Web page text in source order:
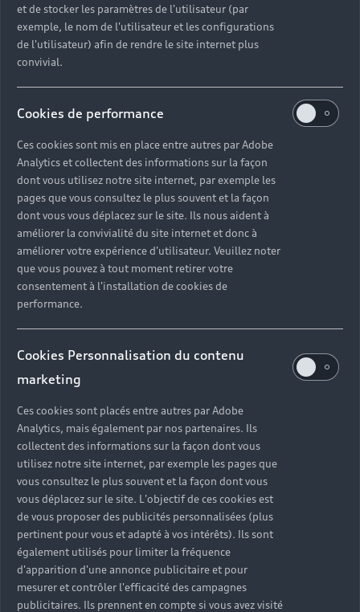
et de stocker les paramètres de l'utilisateur (par
exemple, le nom de l'utilisateur et les configurations
de l'utilisateur) afin de rendre le site internet plus
convivial.
Cookies de performance
Ces cookies sont mis en place entre autres par Adobe
Analytics et collectent des informations sur la façon
dont vous utilisez notre site internet, par exemple les
pages que vous consultez le plus souvent et la façon
dont vous vous déplacez sur le site. Ils nous aident à
améliorer la convivialité du site internet et donc à
améliorer votre expérience d'utilisateur. Veuillez noter
que vous pouvez à tout moment retirer votre
consentement à l'installation de cookies de
performance.
Cookies Personnalisation du contenu
marketing
Ces cookies sont placés entre autres par Adobe
Analytics, mais également par nos partenaires. Ils
collectent des informations sur la façon dont vous
utilisez notre site internet, par exemple les pages que
vous consultez le plus souvent et la façon dont vous
vous déplacez sur le site. L'objectif de ces cookies est
de vous proposer des publicités personnalisées (plus
pertinent pour vous et adapté à vos intérêts). Ils sont
également utilisés pour limiter la fréquence
d'apparition d'une annonce publicitaire et pour
mesurer et contrôler l'efficacité des campagnes
publicitaires. Ils prennent en compte si vous avez visité